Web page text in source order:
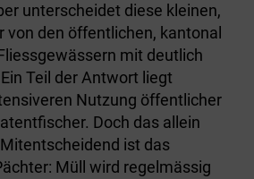
unterscheidet diese kleinen,
von den öffentlichen, kantonal
mit deutlich
Teil der Antwort liegt
Nutzung öffentlicher
Doch das allein
ist das
Müll wird regelmässig